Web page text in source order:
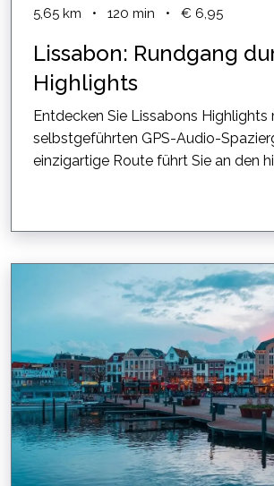
5,65 km • 120 min • € 6,95
Lissabon: Rundgang
Highlights
Entdecken Sie Lissabons Highlights
selbstgeführten GPS-Audio-
einzigartige Route führt Sie an den